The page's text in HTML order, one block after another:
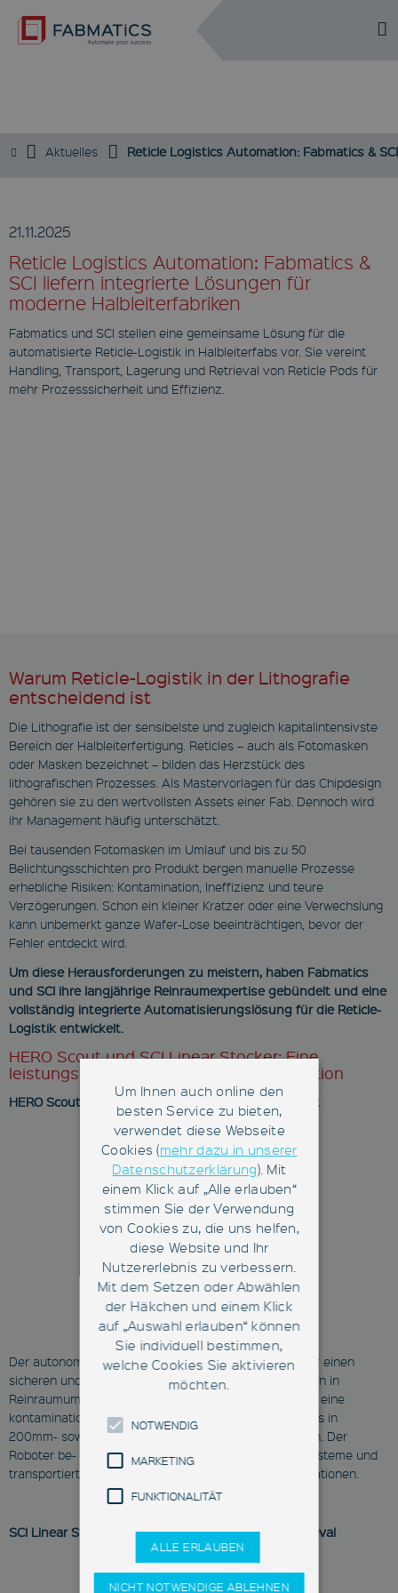
DE
Aktuelles Reticle Logistics Automation: Fabmatics &
21.11.2025
Reticle Logistics Automation: Fabmatics &
SCI liefern integrierte Lösungen für
moderne Halbleiterfabriken
Fabmatics und SCI stellen eine gemeinsame Lösung für die
automatisierte Reticle-Logistik in Halbleiterfabs vor. Sie vereint
Handling, Transport, Lagerung und Retrieval von Reticle Pods für
mehr Prozesssicherheit und Effizienz.
Warum Reticle-Logistik in der Lithografie
entscheidend ist
Die Lithografie ist der sensibelste und zugleich kapitalintensivste
Bereich der Halbleiterfertigung. Reticles – auch als Fotomasken
oder Masken bezeichnet – bilden das Herzstück des
lithografischen Prozesses. Als Mastervorlagen für das Chipdesign
gehören sie zu den wertvollsten Assets einer Fab. Dennoch wird
ihr Management häufig unterschätzt.
Bei tausenden Fotomasken im Umlauf und bis zu 50
Belichtungsschichten pro Produkt bergen manuelle Prozesse
erhebliche Risiken: Kontamination, Ineffizienz und teure
Verzögerungen. Schon ein kleiner Kratzer oder eine Verwechslung
kann unbemerkt ganze Wafer-Lose beeinträchtigen, bevor der
Fehler entdeckt wird.
Um diese Herausforderungen zu meistern, haben Fabmatics
und SCI ihre langjährige Reinraumexpertise gebündelt und eine
vollständig integrierte Automatisierungslösung für die Reticle-
Logistik entwickelt.
HERO Scout und SCI Linear Stocker: Eine
leistungsstarke, praxiserprobte Kombination
HERO Scout - Automatisiertes Handling & Transport
Der autonome mobile Roboter von Fabmatics sorgt für einen
sicheren und effizienten Transport von Reticlebehältern in
Reinraumumgebungen. Der
garantiert eine
kontaminationsfreie Handhabung und lässt sich nahtlos in
200mm- sowie 300mm-Fab-Infrastrukturen integrieren. Der
Roboter be- und entlädt Lithografie-Tools und Lagersysteme und
transportiert die Reticles zuverlässig zwischen den Stationen.
SCI Linear Stocker – High-Density Lagerung & Retrieval
Um Ihnen auch online den
besten Service zu bieten,
verwendet diese Webseite
Cookies (mehr dazu in unserer
Datenschutzerklärung). Mit
einem Klick auf „Alle erlauben“
stimmen Sie der Verwendung
von Cookies zu, die uns helfen,
diese Website und Ihr
Nutzererlebnis zu verbessern.
Mit dem Setzen oder Abwählen
der Häkchen und einem Klick
auf „Auswahl erlauben“ können
Sie individuell bestimmen,
welche Cookies Sie aktivieren
möchten.
NOTWENDIG
MARKETING
FUNKTIONALITÄT
ALLE ERLAUBEN
NICHT NOTWENDIGE ABLEHNEN